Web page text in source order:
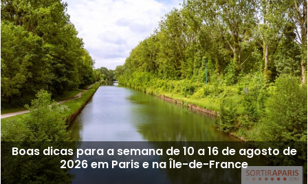
Boas dicas para a semana de 10 a 16 de agosto de
2026 em Paris e na Île-de-France